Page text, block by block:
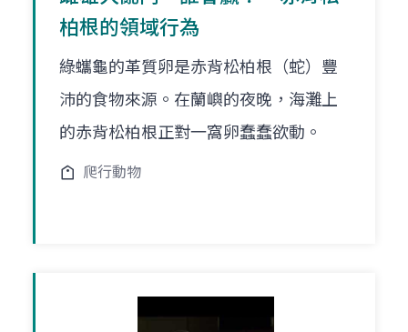
柏根的領域行為
綠蠵龜的革質卵是赤背松柏根（蛇）豐
沛的食物來源。在蘭嶼的夜晚，海灘上
的赤背松柏根正對一窩卵蠢蠢欲動。
爬行動物